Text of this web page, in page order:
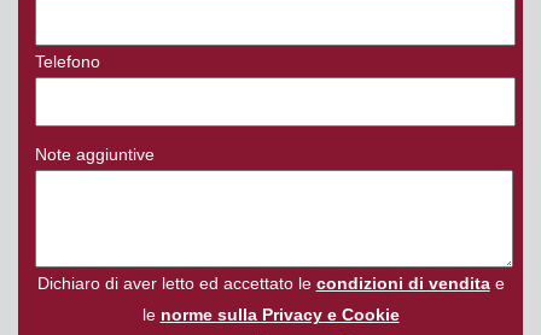
Telefono
Note aggiuntive
Dichiaro di aver letto ed accettato le condizioni di venditae
le norme sulla Privacy e Cookie